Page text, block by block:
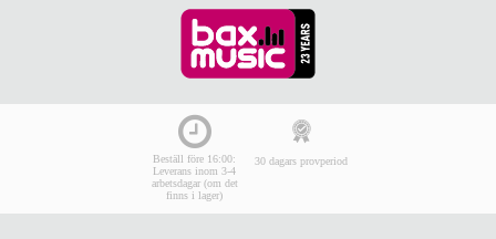
Beställ före 16:00:
Leverans inom 3-4
arbetsdagar (om det
finns i lager)
30 dagars provperiod